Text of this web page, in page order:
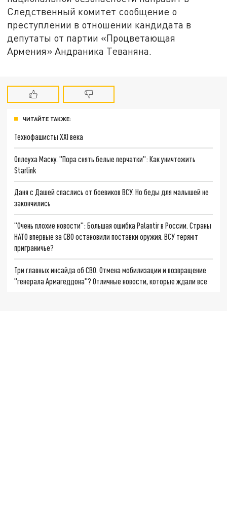
Следственный комитет сообщение о
преступлении в отношении кандидата в
депутаты от партии «Процветающая
Армения» Андраника Теваняна.
ЧИТАЙТЕ ТАКЖЕ:
Технофашисты XXI века
Оплеуха Маску. "Пора снять белые перчатки": Как уничтожить
Starlink
Даня с Дашей спаслись от боевиков ВСУ. Но беды для малышей не
закончились
"Очень плохие новости": Большая ошибка Palantir в России. Страны
НАТО впервые за СВО остановили поставки оружия. ВСУ теряют
приграничье?
Три главных инсайда об СВО. Отмена мобилизации и возвращение
"генерала Армагеддона"? Отличные новости, которые ждали все